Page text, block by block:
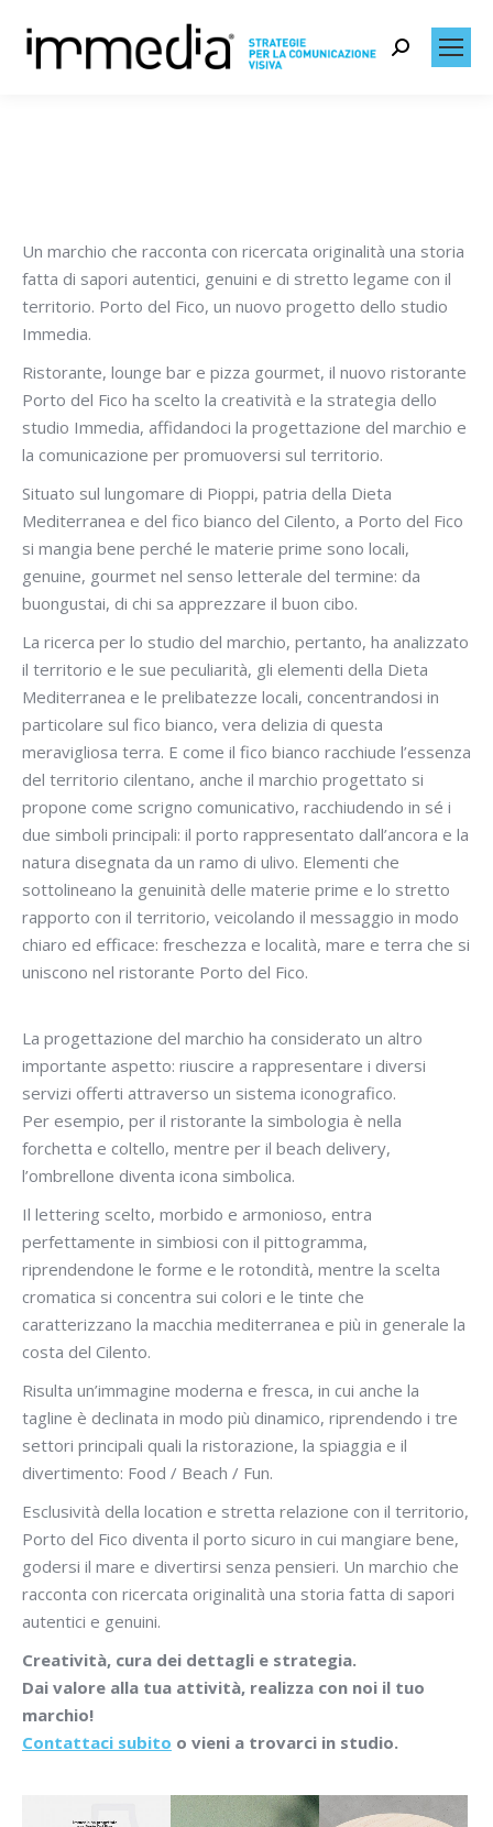
Search:
Un marchio che racconta con ricercata originalità una storia
fatta di sapori autentici, genuini e di stretto legame con il
territorio. Porto del Fico, un nuovo progetto dello studio
Immedia.
Ristorante, lounge bar e pizza gourmet, il nuovo ristorante
Porto del Fico ha scelto la creatività e la strategia dello
studio Immedia, affidandoci la progettazione del marchio e
la comunicazione per promuoversi sul territorio.
Situato sul lungomare di Pioppi, patria della Dieta
Mediterranea e del fico bianco del Cilento, a Porto del Fico
si mangia bene perché le materie prime sono locali,
genuine, gourmet nel senso letterale del termine: da
buongustai, di chi sa apprezzare il buon cibo.
La ricerca per lo studio del marchio, pertanto, ha analizzato
il territorio e le sue peculiarità, gli elementi della Dieta
Mediterranea e le prelibatezze locali, concentrandosi in
particolare sul fico bianco, vera delizia di questa
meravigliosa terra. E come il fico bianco racchiude l’essenza
del territorio cilentano, anche il marchio progettato si
propone come scrigno comunicativo, racchiudendo in sé i
due simboli principali: il porto rappresentato dall’ancora e la
natura disegnata da un ramo di ulivo. Elementi che
sottolineano la genuinità delle materie prime e lo stretto
rapporto con il territorio, veicolando il messaggio in modo
chiaro ed efficace: freschezza e località, mare e terra che si
uniscono nel ristorante Porto del Fico.
La progettazione del marchio ha considerato un altro
importante aspetto: riuscire a rappresentare i diversi
servizi offerti attraverso un sistema iconografico.
Per esempio, per il ristorante la simbologia è nella
forchetta e coltello, mentre per il beach delivery,
l’ombrellone diventa icona simbolica.
Il lettering scelto, morbido e armonioso, entra
perfettamente in simbiosi con il pittogramma,
riprendendone le forme e le rotondità, mentre la scelta
cromatica si concentra sui colori e le tinte che
caratterizzano la macchia mediterranea e più in generale la
costa del Cilento.
Risulta un’immagine moderna e fresca, in cui anche la
tagline è declinata in modo più dinamico, riprendendo i tre
settori principali quali la ristorazione, la spiaggia e il
divertimento: Food / Beach / Fun.
Esclusività della location e stretta relazione con il territorio,
Porto del Fico diventa il porto sicuro in cui mangiare bene,
godersi il mare e divertirsi senza pensieri. Un marchio che
racconta con ricercata originalità una storia fatta di sapori
autentici e genuini.
Creatività, cura dei dettagli e strategia.
Dai valore alla tua attività, realizza con noi il tuo
marchio!
Contattaci subito o vieni a trovarci in studio.